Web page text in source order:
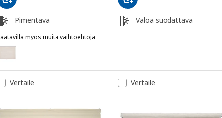
Pimentävä
myös muita vaihtoehtoja
FÖNSTERBLAD, Pimentävä rullaverho, beige, 140x155 cm
Valoa suodattava
Vertaile Vertaile